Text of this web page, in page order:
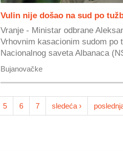
Vulin nije došao na sud po
Vranje - Ministar odbrane
Vrhovnim kasacionim sudom po
Nacionalnog saveta Albanaca
Bujanovačke
5 6 7 sledeća ›